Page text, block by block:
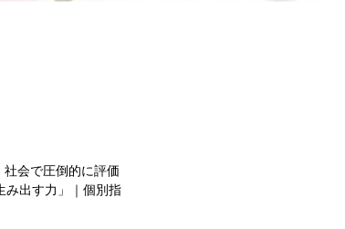
社会で圧倒的に評価
み出す力」｜個別指